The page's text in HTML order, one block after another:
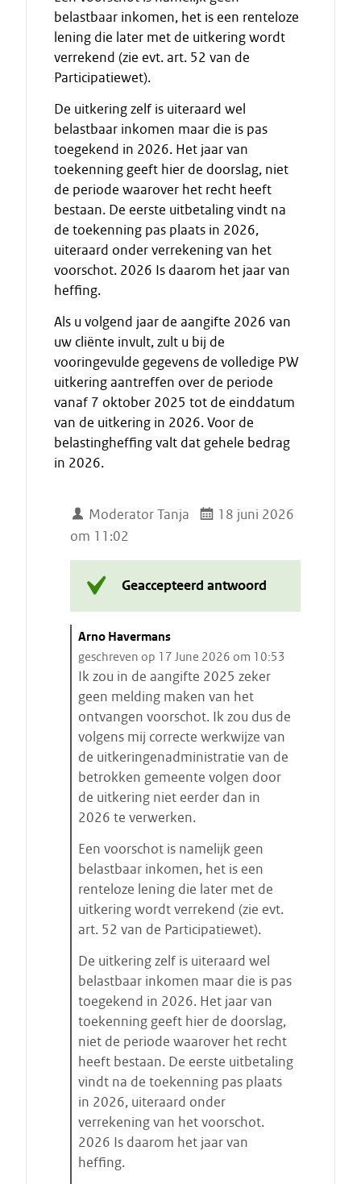
belastbaar inkomen, het is een renteloze
lening die later met de uitkering wordt
verrekend (zie evt. art. 52 van de
Participatiewet).
De uitkering zelf is uiteraard wel
belastbaar inkomen maar die is pas
toegekend in 2026. Het jaar van
toekenning geeft hier de doorslag, niet
de periode waarover het recht heeft
bestaan. De eerste uitbetaling vindt na
de toekenning pas plaats in 2026,
uiteraard onder verrekening van het
voorschot. 2026 Is daarom het jaar van
heffing.
Als u volgend jaar de aangifte 2026 van
uw cliënte invult, zult u bij de
vooringevulde gegevens de volledige PW
uitkering aantreffen over de periode
vanaf 7 oktober 2025 tot de einddatum
van de uitkering in 2026. Voor de
belastingheffing valt dat gehele bedrag
in 2026.
Moderator Tanja
18 juni 2026
om 11:02
Geaccepteerd antwoord
C
i
t
a
a
t
s
t
a
r
e
n
Arno Havermans
geschreven op 17 June 2026 om 10:53
Ik zou in de aangifte 2025 zeker
geen melding maken van het
ontvangen voorschot. Ik zou dus de
volgens mij correcte werkwijze van
de uitkeringenadministratie van de
betrokken gemeente volgen door
de uitkering niet eerder dan in
2026 te verwerken.
Een voorschot is namelijk geen
belastbaar inkomen, het is een
renteloze lening die later met de
uitkering wordt verrekend (zie evt.
art. 52 van de Participatiewet).
De uitkering zelf is uiteraard wel
belastbaar inkomen maar die is pas
toegekend in 2026. Het jaar van
toekenning geeft hier de doorslag,
niet de periode waarover het recht
heeft bestaan. De eerste uitbetaling
vindt na de toekenning pas plaats
in 2026, uiteraard onder
verrekening van het voorschot.
2026 Is daarom het jaar van
heffing.